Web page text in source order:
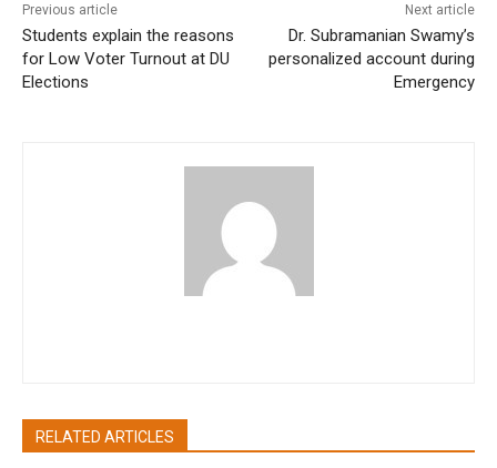
Previous article
Students explain the reasons
for Low Voter Turnout at DU
Elections
Next article
Dr. Subramanian Swamy’s
personalized account during
Emergency
RELATED ARTICLES